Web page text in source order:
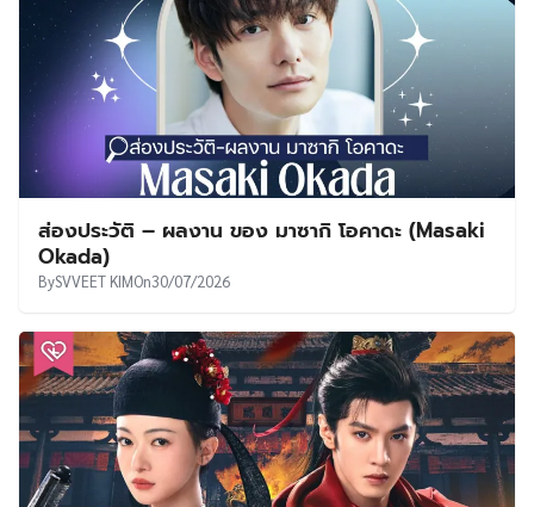
ส่องประวัติ – ผลงาน ของ มาซากิ โอคาดะ (Masaki
Okada)
BySVVEET KIMOn30/07/2026